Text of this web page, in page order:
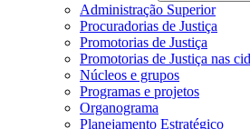
Administração Superior
Procuradorias de Justiça
Promotorias de Justiça
Promotorias de Justiça nas
Núcleos e grupos
Programas e projetos
Organograma
Planejamento Estratégico